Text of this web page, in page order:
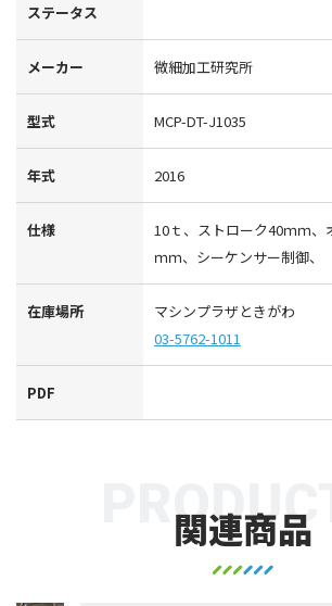
ステータス
メーカー 微細加工研究所
型式 MCP-DT-J1035
年式 2016
仕様
10ｔ、ストローク40ｍｍ、
ｍｍ、シーケンサー制御、
在庫場所
マシンプラザときがわ
03-5762-1011
PDF
関連商品